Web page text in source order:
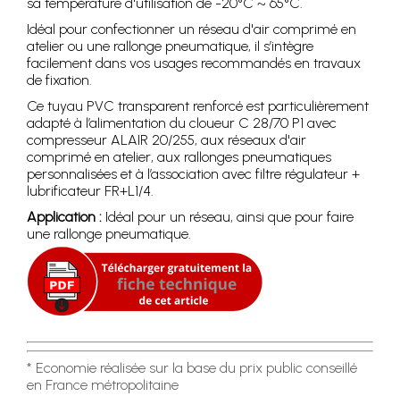
Idéal pour confectionner un réseau d'air comprimé en
atelier ou une rallonge pneumatique, il s’intègre
facilement dans vos usages recommandés en travaux
de fixation.
Ce tuyau PVC transparent renforcé est particulièrement
adapté à l’alimentation du cloueur C 28/70 P1 avec
compresseur ALAIR 20/255, aux réseaux d'air
comprimé en atelier, aux rallonges pneumatiques
personnalisées et à l’association avec filtre régulateur +
lubrificateur FR+L1/4.
Application : Idéal pour un réseau, ainsi que pour faire
une rallonge pneumatique.
* Economie réalisée sur la base du prix public conseillé
en France métropolitaine